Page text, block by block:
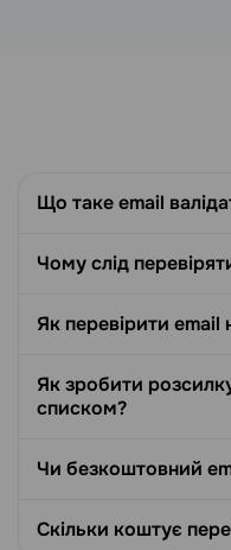
Що таке email
Чому слід
Як перевірити email
Як зробити
списком?
Чи безкоштовний
Скільки коштує